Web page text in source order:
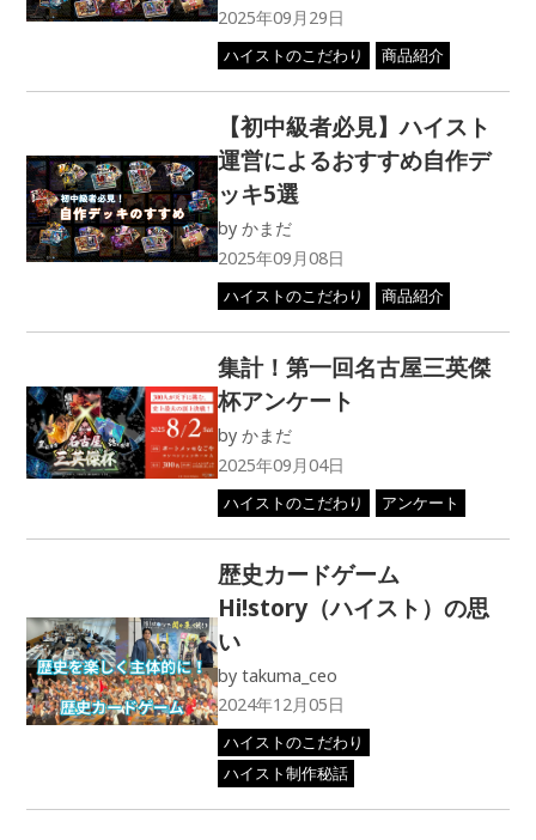
2025年09月29日
ハイストのこだわり 商品紹介
【初中級者必見】ハイスト
運営によるおすすめ自作デ
ッキ5選
byかまだ
2025年09月08日
ハイストのこだわり 商品紹介
集計！第一回名古屋三英傑
杯アンケート
byかまだ
2025年09月04日
ハイストのこだわり アンケート
歴史カードゲーム
Hi!story（ハイスト）の思
い
bytakuma_ceo
2024年12月05日
ハイストのこだわり
ハイスト制作秘話